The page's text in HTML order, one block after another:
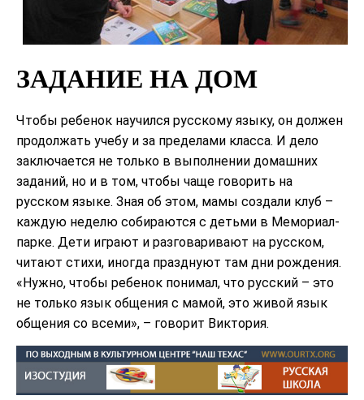
ЗАДАНИЕ НА ДОМ
Чтобы ребенок научился русскому языку, он должен
продолжать учебу и за пределами класса. И дело
заключается не только в выполнении домашних
заданий, но и в том, чтобы чаще говорить на
русском языке. Зная об этом, мамы создали клуб –
каждую неделю собираются с детьми в Мемориал-
парке. Дети играют и разговаривают на русском,
читают стихи, иногда празднуют там дни рождения.
«Нужно, чтобы ребенок понимал, что русский – это
не только язык общения с мамой, это живой язык
общения со всеми», – говорит Виктория.